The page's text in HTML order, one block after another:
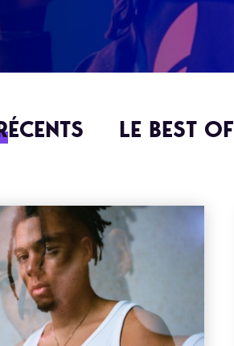
LE BEST OF